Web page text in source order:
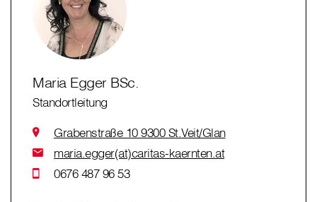
Maria Egger BSc.
Standortleitung
Grabenstraße 10 9300 St.Veit/Glan
maria.egger(at)caritas-kaernten.at
0676 487 96 53